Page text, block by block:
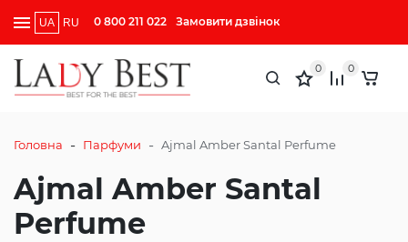
UA RU 0 800 211 022 Замовити дзвінок
0 0
Головна - Парфуми - Ajmal Amber Santal Perfume
Ajmal Amber Santal
Perfume